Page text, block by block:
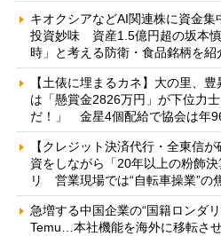
キオクシアなどAI関連株に資金集
投資妙味 資産1.5億円超の坂本
時」と考える防衛・食品銘柄を紹
【土俵に埋まるカネ】大の里、
は「懸賞金2826万円」が下位力
だ！」 金星4個配給で協会は年
【クレジット決済代行・全東信
資をしながら「20年以上の粉飾
リ 営業現場では“自転車操業”の
急増する中国企業の“国籍ロンダ
Temu…本社機能を海外に移転さ